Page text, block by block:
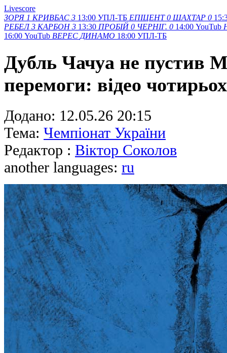
Livescore
ЗОРЯ 1 КРИВБАС 3 13:00 УПЛ-ТБ ЕПІЦЕНТ 0 ШАХТАР 0
РЕБЕЛ 3 КАРБОН 3 13:30 ПРОБІЙ 0 ЧЕРНІГ. 0 14:00 YouTub
16:00 YouTub ВЕРЕС ДИНАМО 18:00 УПЛ-ТБ
Дубль Чачуа не пустив
перемоги: відео
Додано: 12.05.26 20:15
Тема: Чемпіонат України
Редактор : Віктор Соколов
another languages: ru